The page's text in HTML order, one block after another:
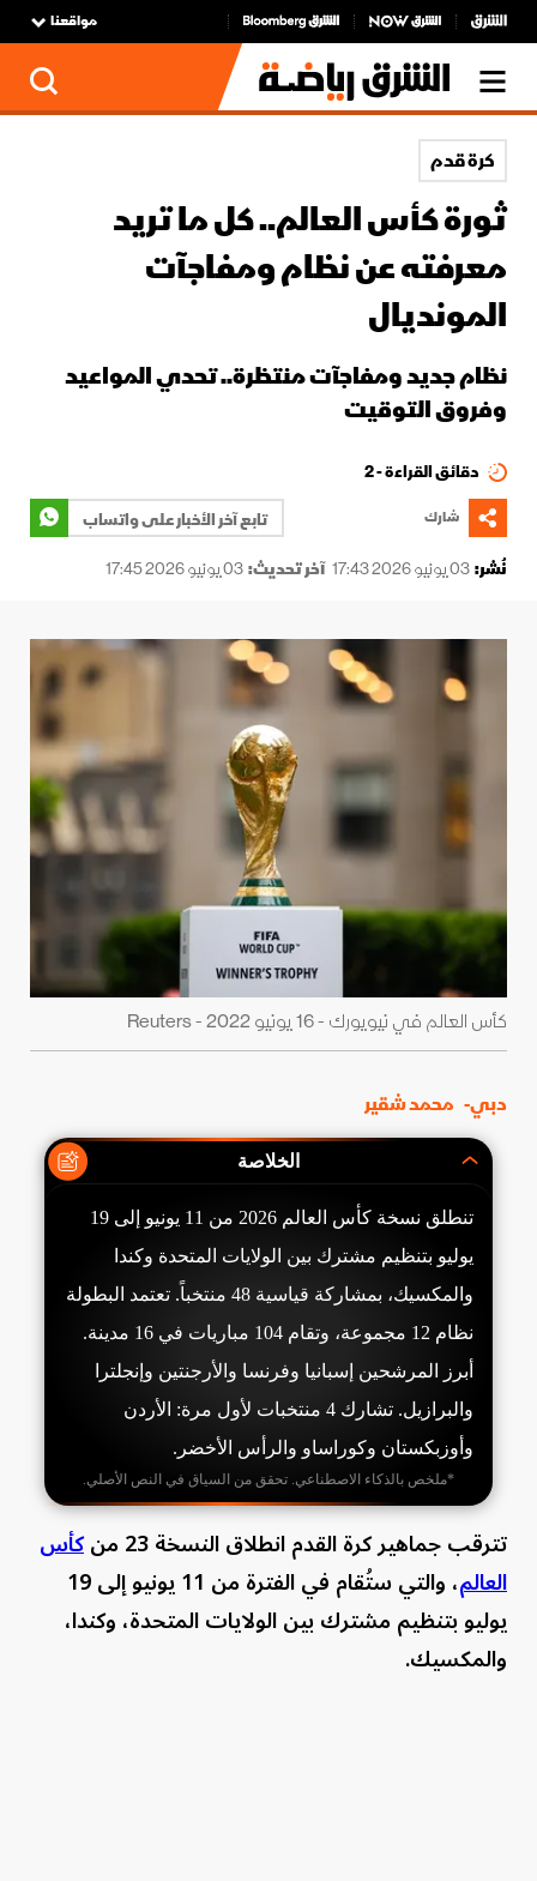
مواقعنا
كرة قدم
ثورة كأس العالم.. كل ما تريد
معرفته عن نظام ومفاجآت
المونديال
نظام جديد ومفاجآت منتظرة.. تحدي المواعيد
وفروق التوقيت
دقائق القراءة - 2
شارك
تابع آخر الأخبار على واتساب
نُشر:03 يونيو 2026 17:43 آخر تحديث:03 يونيو 2026 17:45
كأس العالم في نيويورك - 16 يونيو 2022 - Reuters
دبي- محمد شقير
الخلاصة
تنطلق نسخة كأس العالم 2026 من 11 يونيو إلى 19
يوليو بتنظيم مشترك بين الولايات المتحدة وكندا
والمكسيك، بمشاركة قياسية 48 منتخباً. تعتمد البطولة
نظام 12 مجموعة، وتقام 104 مباريات في 16 مدينة.
أبرز المرشحين إسبانيا وفرنسا والأرجنتين وإنجلترا
والبرازيل. تشارك 4 منتخبات لأول مرة: الأردن
وأوزبكستان وكوراساو والرأس الأخضر.
*ملخص بالذكاء الاصطناعي. تحقق من السياق في النص الأصلي.
تترقب جماهير كرة القدم انطلاق النسخة 23 من
كأس
العالم
، والتي ستُقام في الفترة من 11 يونيو إلى 19
يوليو بتنظيم مشترك بين الولايات المتحدة، وكندا،
والمكسيك.